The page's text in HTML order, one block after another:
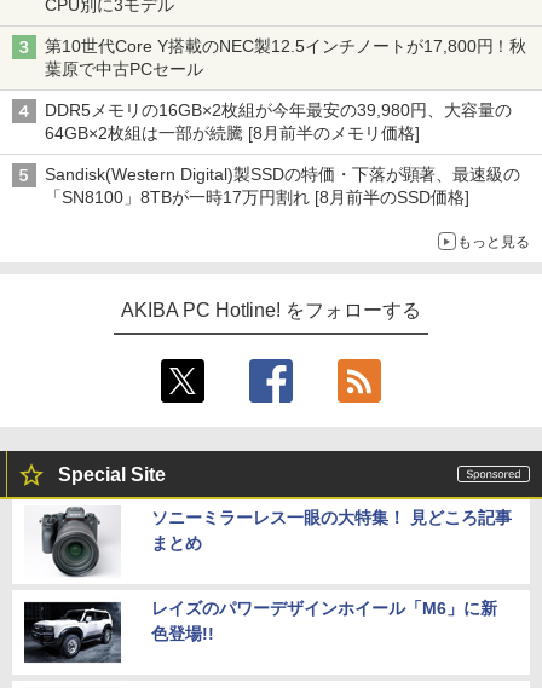
CPU別に3モデル
第10世代Core Y搭載のNEC製12.5インチノートが17,800円！秋
葉原で中古PCセール
DDR5メモリの16GB×2枚組が今年最安の39,980円、大容量の
64GB×2枚組は一部が続騰 [8月前半のメモリ価格]
Sandisk(Western Digital)製SSDの特価・下落が顕著、最速級の
「SN8100」8TBが一時17万円割れ [8月前半のSSD価格]
もっと見る
AKIBA PC Hotline! をフォローする
Special Site
ソニーミラーレス一眼の大特集！ 見どころ記事
まとめ
レイズのパワーデザインホイール「M6」に新
色登場!!